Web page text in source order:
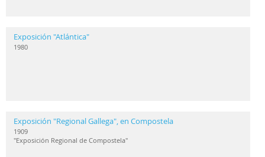
Exposición "Atlántica"
1980
Exposición "Regional Gallega", en Compostela
1909
"Exposición Regional de Compostela"